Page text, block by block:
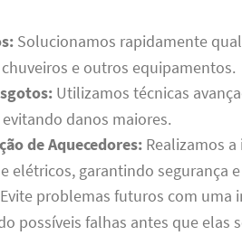
Solucionamos rapidamente
e outros equipamentos.
Utilizamos técnicas
danos maiores.
de Aquecedores:Realizamos a
elétricos, garantindo segurança
problemas futuros com uma
possíveis falhas antes que elas